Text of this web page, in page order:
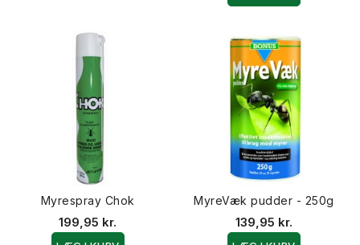
Myrespray Chok
199,95 kr.
MyreVæk pudder - 250g
139,95 kr.